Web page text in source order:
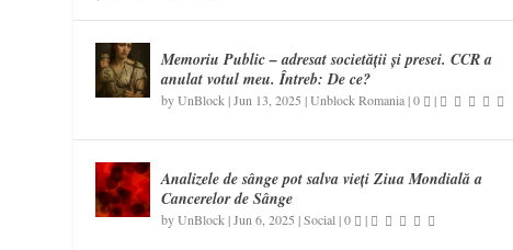
Memoriu Public – adresat societății și presei. CCR a
anulat votul meu. Întreb: De ce?
byUnBlock |Jun 13, 2025 |Unblock Romania|0 |
Analizele de sânge pot salva vieți Ziua Mondială a
Cancerelor de Sânge
byUnBlock |Jun 6, 2025 |Social |0 |